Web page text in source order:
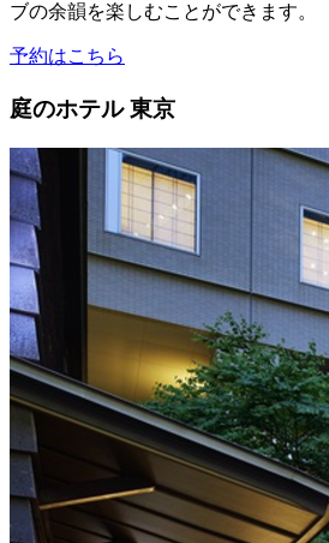
ブの余韻を楽しむことができます。
予約はこちら
庭のホテル 東京